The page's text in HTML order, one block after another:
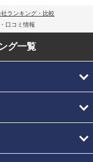
ランキング・比較
口コミ情報
グ一覧